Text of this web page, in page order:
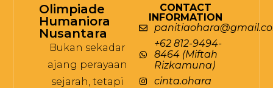
Olimpiade
Humaniora
Nusantara
Bukan sekadar
ajang perayaan
sejarah, tetapi
CONTACT
INFORMATION
+62 812-9494-
8464 (Miftah
Rizkamuna)
cinta.ohara